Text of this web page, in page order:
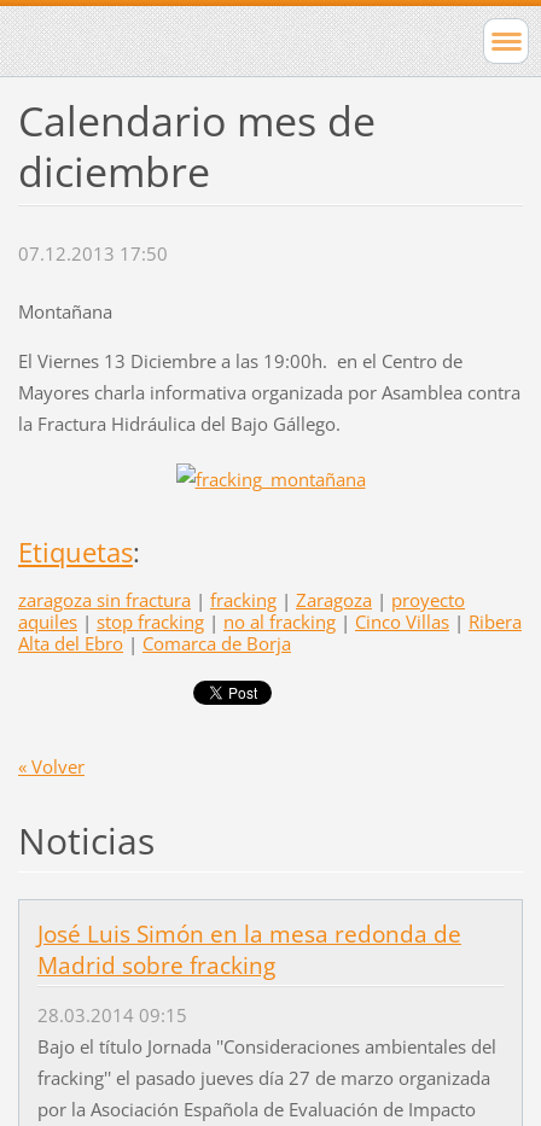
Calendario mes de
diciembre
07.12.2013 17:50
Montañana
El Viernes 13 Diciembre a las 19:00h. en el Centro de
Mayores charla informativa organizada por Asamblea contra
la Fractura Hidráulica del Bajo Gállego.
Etiquetas:
zaragoza sin fractura | fracking | Zaragoza | proyecto
aquiles | stop fracking | no al fracking | Cinco Villas | Ribera
Alta del Ebro | Comarca de Borja
« Volver
Noticias
José Luis Simón en la mesa redonda de
Madrid sobre fracking
28.03.2014 09:15
Bajo el título Jornada ''Consideraciones ambientales del
fracking'' el pasado jueves día 27 de marzo organizada
por la Asociación Española de Evaluación de Impacto